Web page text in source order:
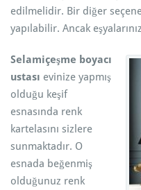
edilmelidir. Bir diğer
yapılabilir. Ancak
Selamiçeşme boyacı
ustası evinize yapmış
olduğu keşif
esnasında renk
kartelasını sizlere
sunmaktadır. O
esnada beğenmiş
olduğunuz renk